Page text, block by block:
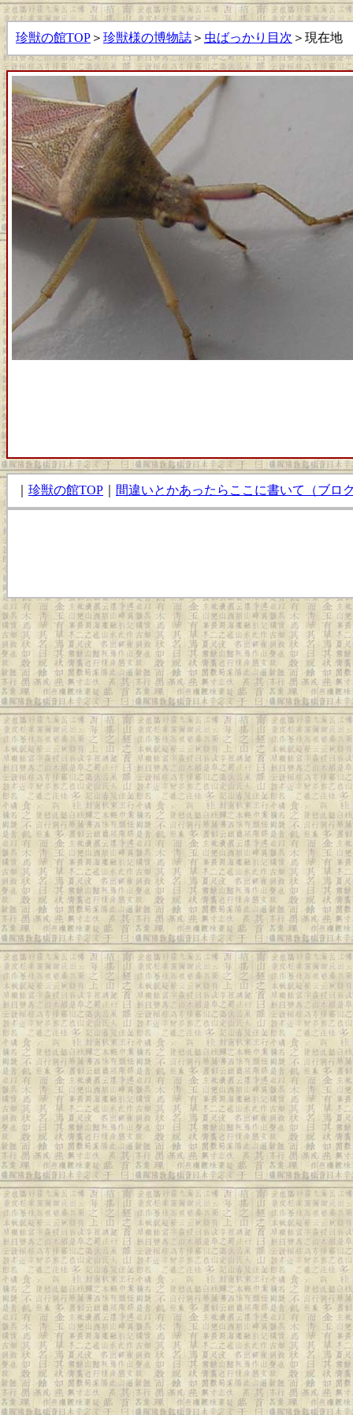
珍獣の館TOP ＞ 珍獣様の博物誌 ＞ 虫ばっかり目次 ＞現在地
珍獣の館TOP 間違いとかあったらここに書いて（ブロ